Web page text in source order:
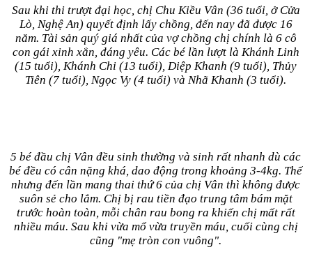
Sau khi thi trượt đại học, chị Chu Kiều Vân (36 tuổi, ở Cửa
Lò, Nghệ An) quyết định lấy chồng, đến nay đã được 16
năm. Tài sản quý giá nhất của vợ chồng chị chính là 6 cô
con gái xinh xắn, đáng yêu. Các bé lần lượt là Khánh Linh
(15 tuổi), Khánh Chi (13 tuổi), Diệp Khanh (9 tuổi), Thủy
Tiên (7 tuổi), Ngọc Vy (4 tuổi) và Nhã Khanh (3 tuổi).
5 bé đầu chị Vân đều sinh thường và sinh rất nhanh dù các
bé đều có cân nặng khá, dao động trong khoảng 3-4kg. Thế
nhưng đến lần mang thai thứ 6 của chị Vân thì không được
suôn sẻ cho lắm. Chị bị rau tiền đạo trung tâm bám mặt
trước hoàn toàn, mỗi chân rau bong ra khiến chị mất rất
nhiều máu. Sau khi vừa mổ vừa truyền máu, cuối cùng chị
cũng "mẹ tròn con vuông".